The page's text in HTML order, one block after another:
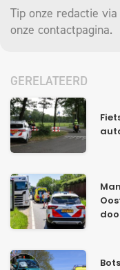
Tip onze redactie
onze contactpagina.
GERELATEERD